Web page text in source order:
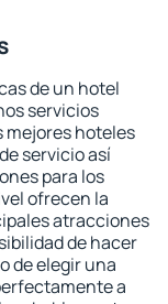
de un hotel
servicios
mejores hoteles
servicio así
para los
ofrecen la
atracciones
de hacer
de elegir una
a